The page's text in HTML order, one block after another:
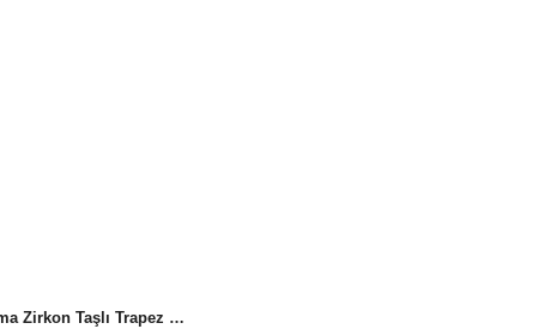
Silver Kaplama Zirkon Taşlı Trapez Yüzük